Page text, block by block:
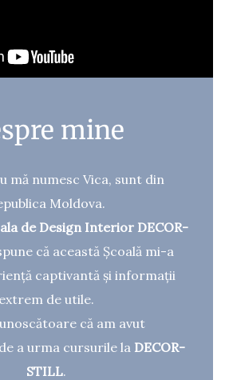
mine
mă numesc Vica, sunt din
Moldova.
de Design Interior DECOR-
că această Școală mi-a
captivantă și informații
extrem de utile.
că am avut
a urma cursurile la DECOR-
STILL.